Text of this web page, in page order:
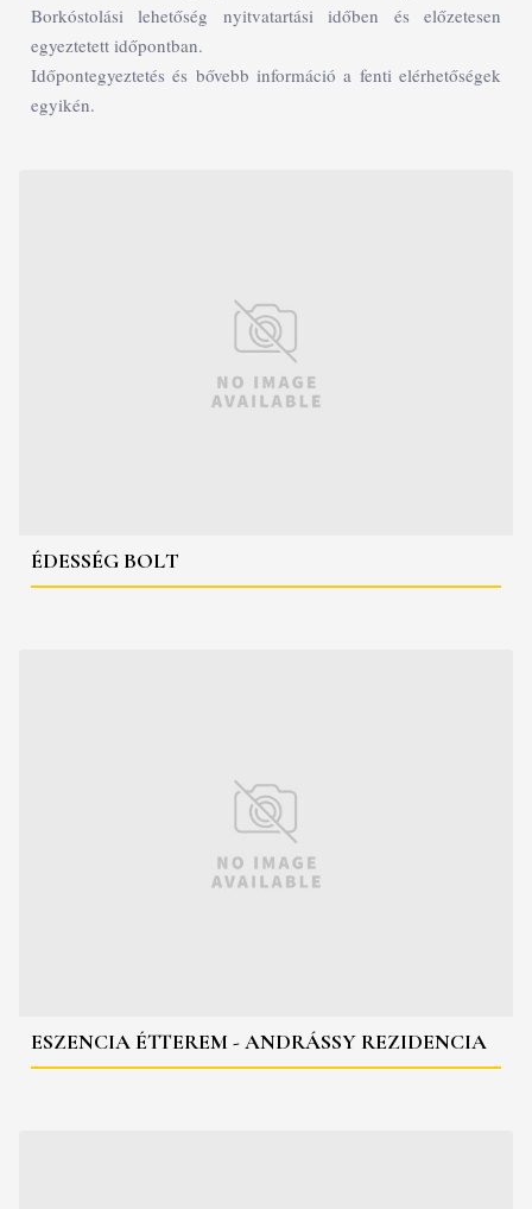
Borkóstolási lehetőség nyitvatartási időben és előzetesen
egyeztetett időpontban.
Időpontegyeztetés és bővebb információ a fenti elérhetőségek
egyikén.
ÉDESSÉG BOLT
ESZENCIA ÉTTEREM - ANDRÁSSY REZIDENCIA